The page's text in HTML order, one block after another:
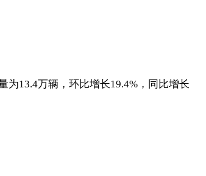
13.4万辆，环比增长19.4%，同比增长